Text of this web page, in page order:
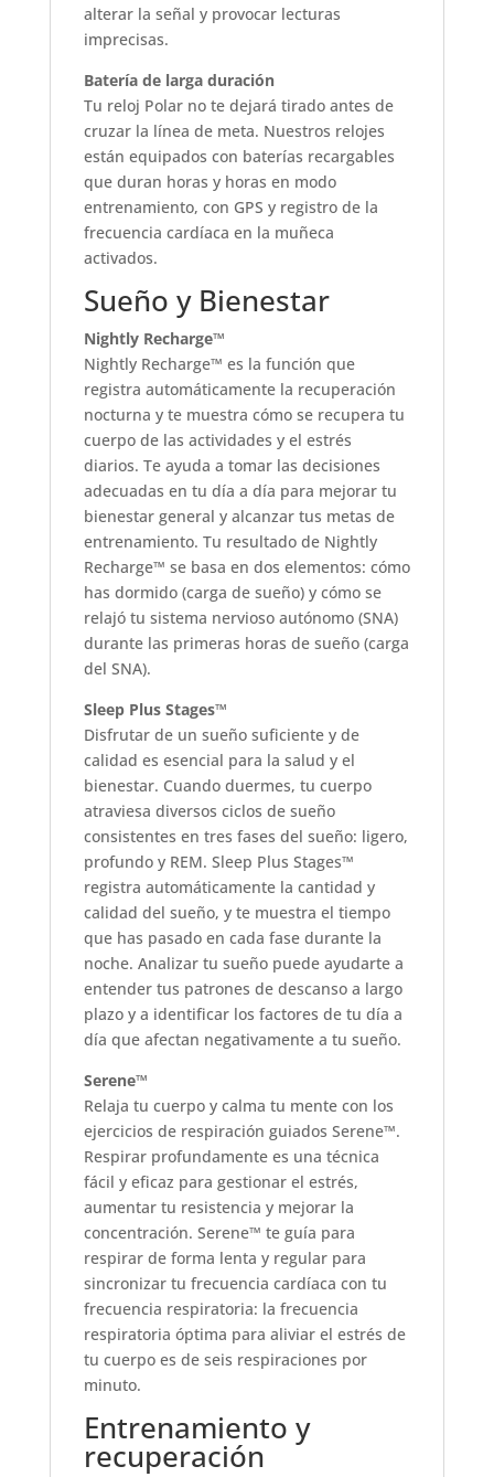
alterar la señal y provocar lecturas
imprecisas.
Batería de larga duración
Tu reloj Polar no te dejará tirado antes de
cruzar la línea de meta. Nuestros relojes
están equipados con baterías recargables
que duran horas y horas en modo
entrenamiento, con GPS y registro de la
frecuencia cardíaca en la muñeca
activados.
Sueño y Bienestar
Nightly Recharge™
Nightly Recharge™ es la función que
registra automáticamente la recuperación
nocturna y te muestra cómo se recupera tu
cuerpo de las actividades y el estrés
diarios. Te ayuda a tomar las decisiones
adecuadas en tu día a día para mejorar tu
bienestar general y alcanzar tus metas de
entrenamiento. Tu resultado de Nightly
Recharge™ se basa en dos elementos: cómo
has dormido (carga de sueño) y cómo se
relajó tu sistema nervioso autónomo (SNA)
durante las primeras horas de sueño (carga
del SNA).
Sleep Plus Stages™
Disfrutar de un sueño suficiente y de
calidad es esencial para la salud y el
bienestar. Cuando duermes, tu cuerpo
atraviesa diversos ciclos de sueño
consistentes en tres fases del sueño: ligero,
profundo y REM. Sleep Plus Stages™
registra automáticamente la cantidad y
calidad del sueño, y te muestra el tiempo
que has pasado en cada fase durante la
noche. Analizar tu sueño puede ayudarte a
entender tus patrones de descanso a largo
plazo y a identificar los factores de tu día a
día que afectan negativamente a tu sueño.
Serene™
Relaja tu cuerpo y calma tu mente con los
ejercicios de respiración guiados Serene™.
Respirar profundamente es una técnica
fácil y eficaz para gestionar el estrés,
aumentar tu resistencia y mejorar la
concentración. Serene™ te guía para
respirar de forma lenta y regular para
sincronizar tu frecuencia cardíaca con tu
frecuencia respiratoria: la frecuencia
respiratoria óptima para aliviar el estrés de
tu cuerpo es de seis respiraciones por
minuto.
Entrenamiento y
recuperación